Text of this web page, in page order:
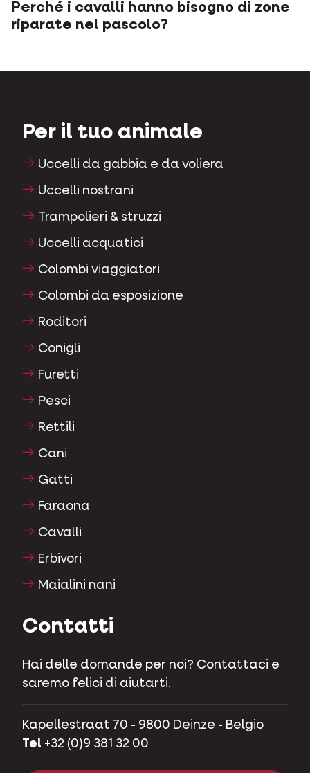
Perché i cavalli hanno bisogno di zone
riparate nel pascolo?
Per il tuo animale
Uccelli da gabbia e da voliera
Uccelli nostrani
Trampolieri & struzzi
Uccelli acquatici
Colombi viaggiatori
Colombi da esposizione
Roditori
Conigli
Furetti
Pesci
Rettili
Cani
Gatti
Faraona
Cavalli
Erbivori
Maialini nani
Contatti
Hai delle domande per noi? Contattaci e
saremo felici di aiutarti.
Kapellestraat 70 - 9800 Deinze - Belgio
Tel +32 (0)9 381 32 00